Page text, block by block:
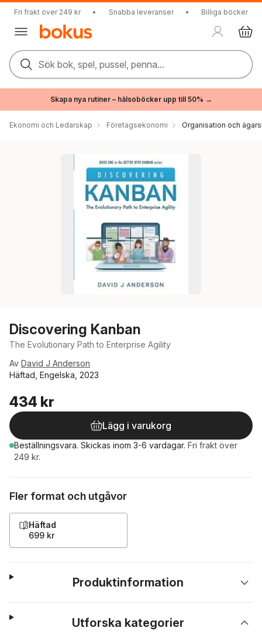
Fri frakt över 249 kr • Snabba leveranser • Billiga böcker
Sök bok, spel, pussel, penna...
Skapa nya rutiner – hälsoböcker upp till 50% →
Ekonomi och Ledarskap Företagsekonomi Organisation och
Discovering Kanban
The Evolutionary Path to Enterprise Agility
Av David J Anderson
Häftad, Engelska, 2023
434 kr
Lägg i varukorg
Beställningsvara. Skickas inom 3-6 vardagar. Fri frakt över
249 kr.
Fler format och utgåvor
Häftad
699 kr
Produktinformation
Utforska kategorier